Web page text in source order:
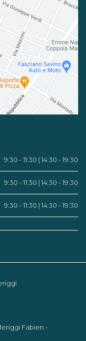
9:30 - 11:30 | 14:30 - 19:30
9:30 - 11:30 | 14:30 - 19:30
9:30 - 11:30 | 14:30 - 19:30
Fabien -